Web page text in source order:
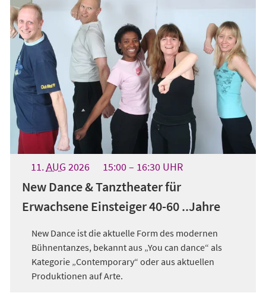
11.AUG 2026 15:00 16:30UHR
New Dance & Tanztheater für
Erwachsene Einsteiger 40-60 ..Jahre
New Dance ist die aktuelle Form des modernen
Bühnentanzes, bekannt aus „You can dance“ als
Kategorie „Contemporary“ oder aus aktuellen
Produktionen auf Arte.